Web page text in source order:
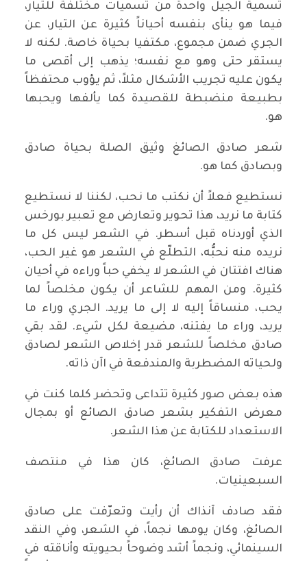
تسمية الجيل واحدة من تسميات مختلفة للتيار،
فيما هو ينأى بنفسه أحياناً كثيرة عن التيار، عن
الجري ضمن مجموع، مكتفيا بحياة خاصة. لكنه لا
يستقر حتى وهو مع نفسه؛ يذهب إلى أقصى ما
يكون عليه تجريب الأشكال مثلاً، ثم يؤوب محتفظاً
بطبيعة منضبطة للقصيدة كما يألفها ويحبها
هو.
شعر صادق الصائغ وثيق الصلة بحياة صادق
وبصادق كما هو.
نستطيع فعلاً أن نكتب ما نحب، لكننا لا نستطيع
كتابة ما نريد، هذا تحوير وتعارض مع تعبير بورخس
الذي أوردناه قبل أسطر. في الشعر ليس كل ما
نريده منه نحبُّه، التطلّع في الشعر هو غير الحب،
هناك افتتان في الشعر لا يخفي حباً وراءه في أحيان
كثيرة. ومن المهم للشاعر أن يكون مخلصاً لما
يحب، منساقاً إليه لا إلى ما يريد. الجري وراء ما
يريد، وراء ما يفتنه، مضيعة لكل شيء. لقد بقي
صادق مخلصاً للشعر قدر إخلاص الشعر لصادق
ولحياته المضطربة والمندفعة في اآن ذاته.
هذه بعض صور كثيرة تتداعى وتحضر كلما كنت في
معرض التفكير بشعر صادق الصائع أو بمجال
الاستعداد للكتابة عن هذا الشعر.
عرفت صادق الصائغ، كان هذا في منتصف
السبعينيات.
فقد صادف آنذاك أن رأيت وتعرّفت على صادق
الصائغ، وكان يومها نجماً، في الشعر، وفي النقد
السينمائي، ونجماً أشد وضوحاً بحيويته وأناقته في